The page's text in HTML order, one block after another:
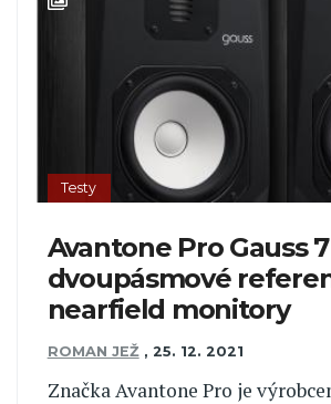
Testy
Avantone Pro Gauss
dvoupásmové
nearfield monitory
ROMAN JEŽ , 25. 12. 2021
Značka Avantone Pro je